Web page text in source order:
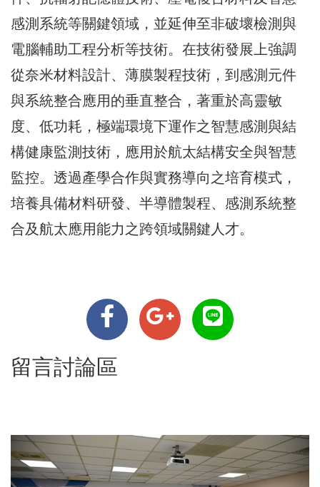
感測系統等關鍵領域，並延伸至非破壞檢測與
電腦輔助工程分析等技術。在技術發展上強調
從奈米材料設計、薄膜製程技術，到感測元件
與系統整合應用的垂直整合，著重於高靈敏
度、低功耗，極端環境下運作之智慧感測與結
構健康監測技術，應用於航太結構安全與智慧
監控。透過產學合作與實務導向之培育模式，
培養具備材料研發、半導體製程、感測系統整
合及航太應用能力之跨領域關鍵人才。
留言討論區